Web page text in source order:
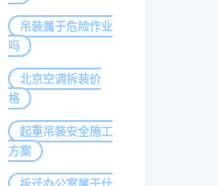
吊装属于危险作业
吗
北京空调拆装价
格
起重吊装安全施工
方案